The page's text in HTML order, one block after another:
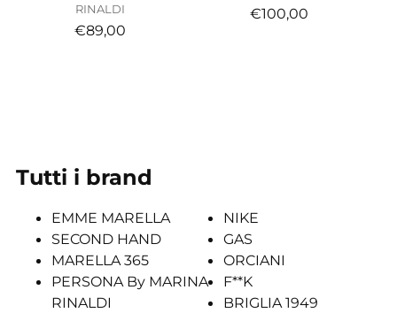
RINALDI
€89,00
€100,00
Tutti i brand
EMME MARELLA
SECOND HAND
MARELLA 365
PERSONA By MARINA
RINALDI
NIKE
GAS
ORCIANI
F**K
BRIGLIA 1949